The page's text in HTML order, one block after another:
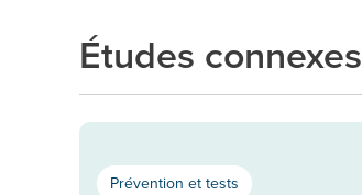
Études connexes
Prévention et tests